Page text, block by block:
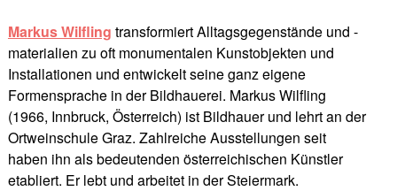
Markus Wilfling transformiert Alltagsgegenstände und -
materialien zu oft monumentalen Kunstobjekten und
Installationen und entwickelt seine ganz eigene
Formensprache in der Bildhauerei. Markus Wilfling
(1966, Innbruck, Österreich) ist Bildhauer und lehrt an der
Ortweinschule Graz. Zahlreiche Ausstellungen seit
haben ihn als bedeutenden österreichischen Künstler
etabliert. Er lebt und arbeitet in der Steiermark.